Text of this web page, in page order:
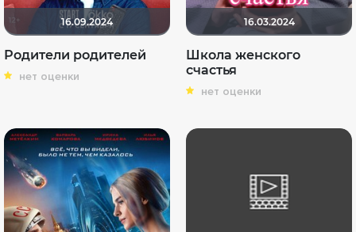
16.09.2024
Родители родителей
нет оценки
16.03.2024
Школа женского
счастья
нет оценки